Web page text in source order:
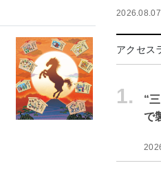
2026.08.07
アクセス
1.
“
で